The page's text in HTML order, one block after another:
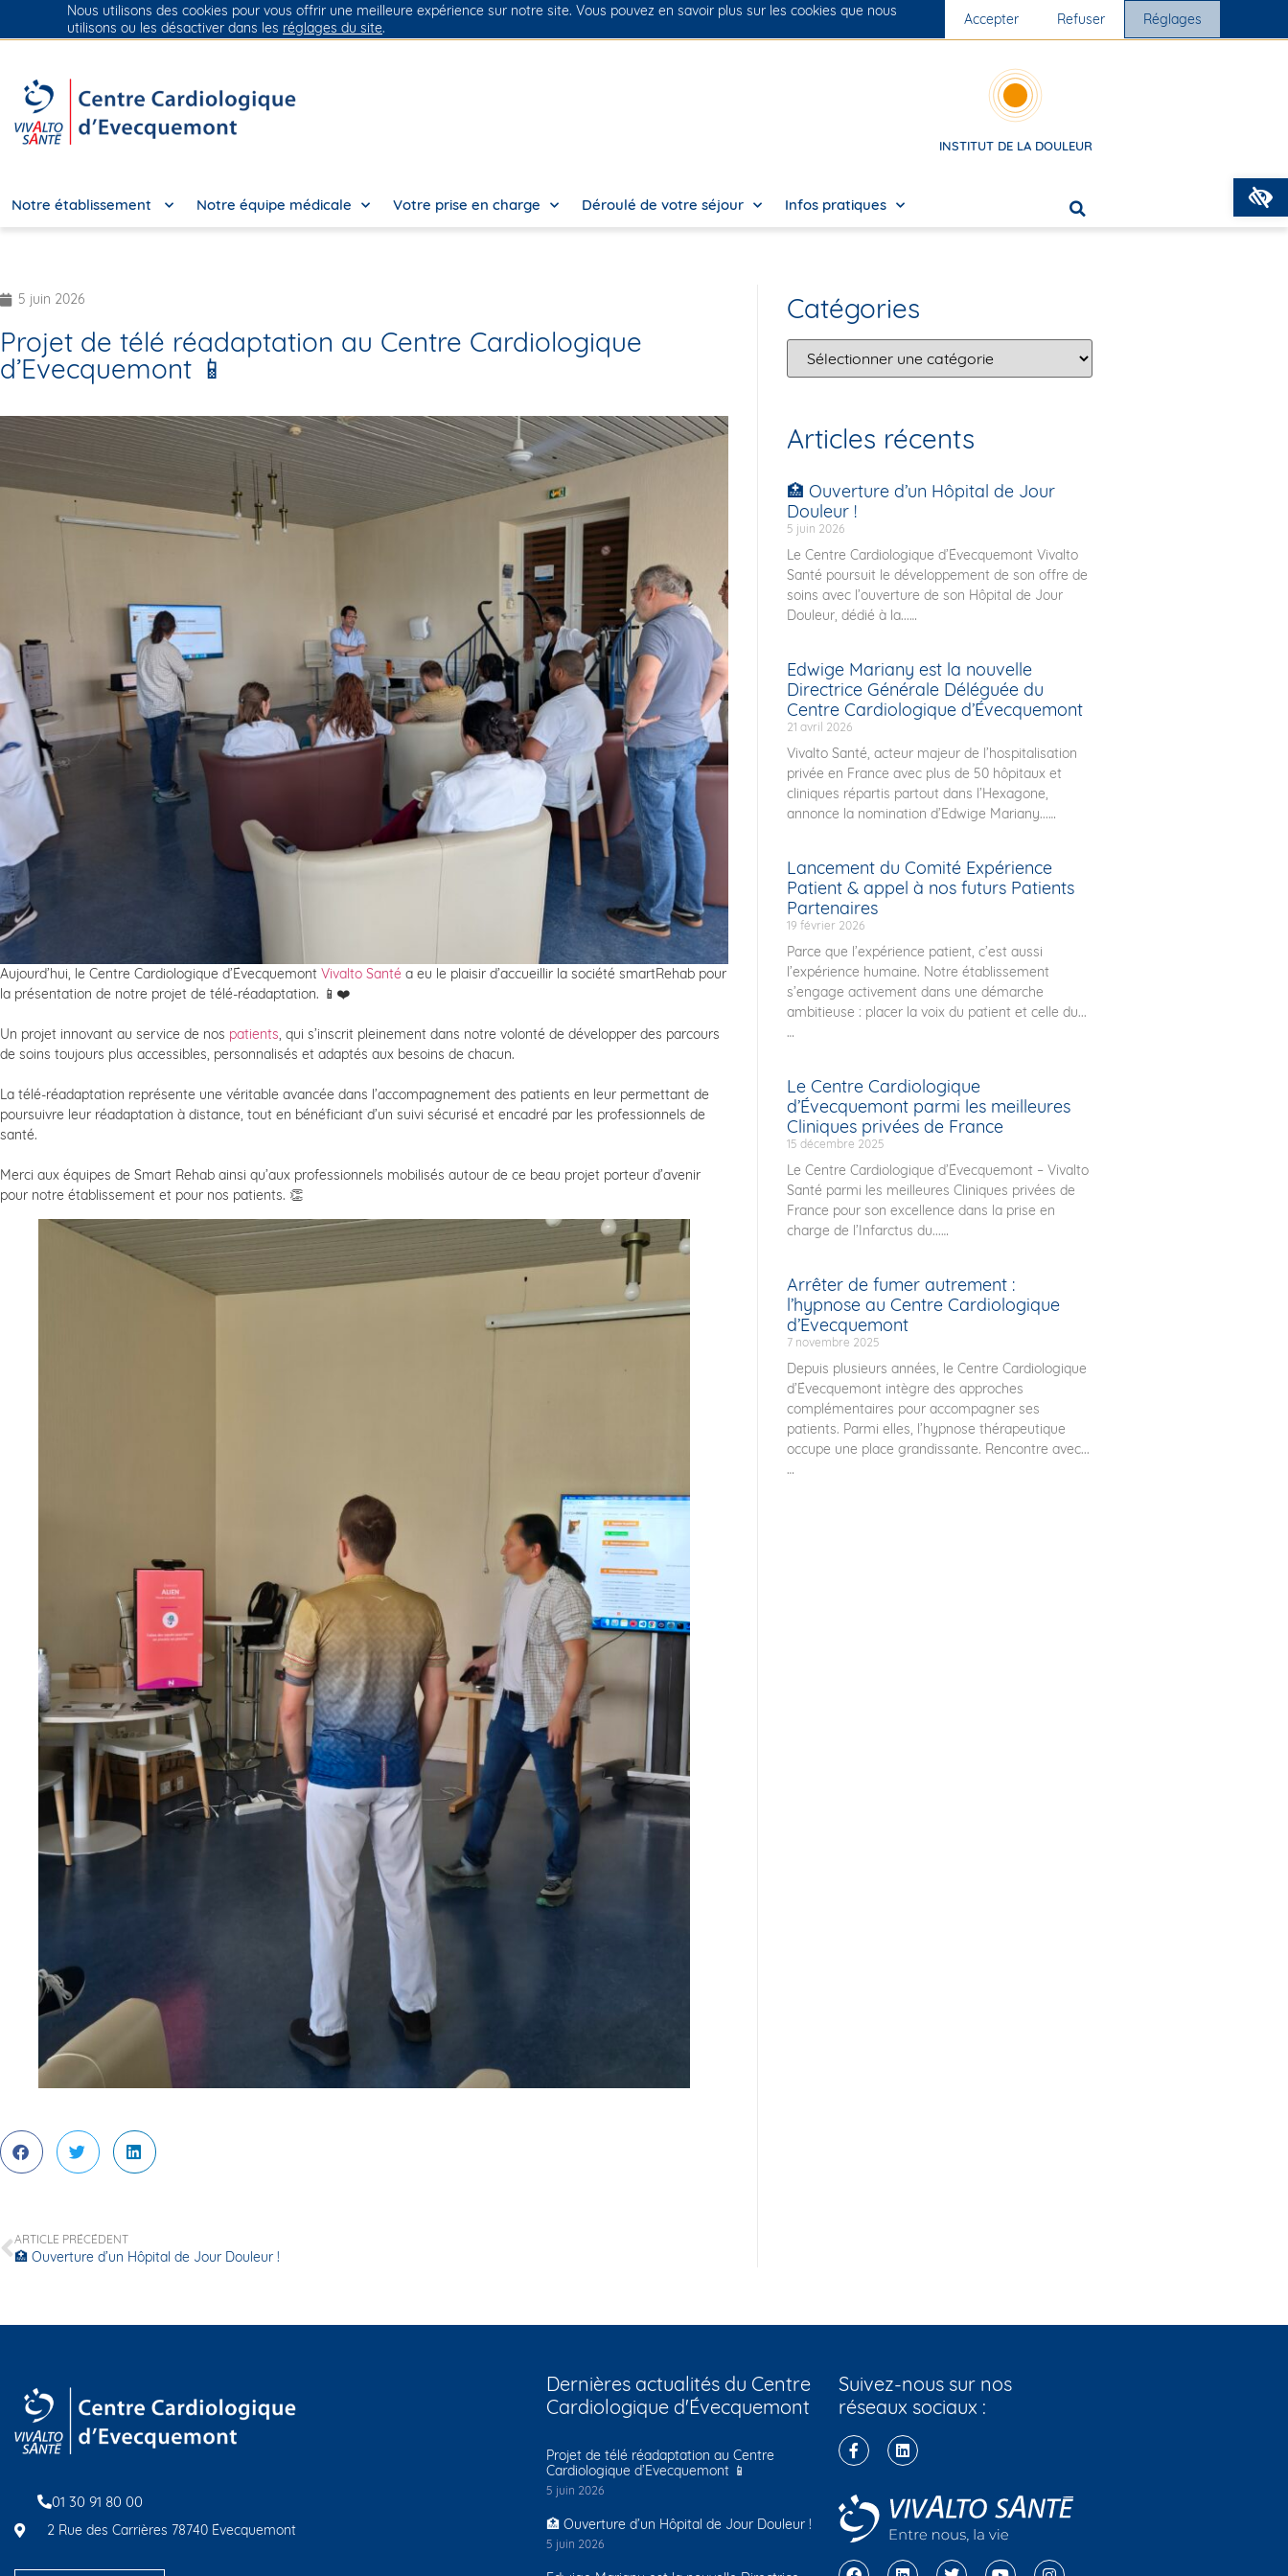
Groupe Vivalto Santé Entre nous, la vie Nos cliniques Nous rejoindre
INSTITUT DE LA DOULEUR
Notre établissement Notre équipe médicale Votre prise en charge Déroulé de votre séjour Infos pratiques
5 juin 2026
Projet de télé réadaptation au Centre Cardiologique
d’Evecquemont 📱
Aujourd’hui, le Centre Cardiologique d’Évecquemont Vivalto Santé a eu le plaisir d’accueillir la société smartRehab pour
la présentation de notre projet de télé-réadaptation. 📱❤️
Un projet innovant au service de nos patients, qui s’inscrit pleinement dans notre volonté de développer des parcours
de soins toujours plus accessibles, personnalisés et adaptés aux besoins de chacun.
La télé-réadaptation représente une véritable avancée dans l’accompagnement des patients en leur permettant de
poursuivre leur réadaptation à distance, tout en bénéficiant d’un suivi sécurisé et encadré par les professionnels de
santé.
Merci aux équipes de Smart Rehab ainsi qu’aux professionnels mobilisés autour de ce beau projet porteur d’avenir
pour notre établissement et pour nos patients. 👏
ARTICLE PRÉCÉDENT
🏥 Ouverture d’un Hôpital de Jour Douleur !
Catégories
Articles récents
🏥 Ouverture d’un Hôpital de Jour
Douleur !
5 juin 2026
Le Centre Cardiologique d’Évecquemont Vivalto
Santé poursuit le développement de son offre de
soins avec l’ouverture de son Hôpital de Jour
Douleur, dédié à la...
Edwige Mariany est la nouvelle
Directrice Générale Déléguée du
Centre Cardiologique d’Évecquemont
21 avril 2026
Vivalto Santé, acteur majeur de l’hospitalisation
privée en France avec plus de 50 hôpitaux et
cliniques répartis partout dans l’Hexagone,
annonce la nomination d’Edwige Mariany...
Lancement du Comité Expérience
Patient & appel à nos futurs Patients
Partenaires
19 février 2026
Parce que l’expérience patient, c’est aussi
l’expérience humaine. Notre établissement
s’engage activement dans une démarche
ambitieuse : placer la voix du patient et celle du...
Le Centre Cardiologique
d’Évecquemont parmi les meilleures
Cliniques privées de France
15 décembre 2025
Le Centre Cardiologique d’Évecquemont – Vivalto
Santé parmi les meilleures Cliniques privées de
France pour son excellence dans la prise en
charge de l’Infarctus du...
Arrêter de fumer autrement :
l’hypnose au Centre Cardiologique
d’Evecquemont
7 novembre 2025
Depuis plusieurs années, le Centre Cardiologique
d’Évecquemont intègre des approches
complémentaires pour accompagner ses
patients. Parmi elles, l’hypnose thérapeutique
occupe une place grandissante. Rencontre avec...
01 30 91 80 00
2 Rue des Carrières 78740 Évecquemont
Dernières actualités du Centre
Cardiologique d'Évecquemont
Projet de télé réadaptation au Centre
Cardiologique d’Evecquemont 📱
5 juin 2026
🏥 Ouverture d’un Hôpital de Jour Douleur !
5 juin 2026
Suivez-nous sur nos
réseaux sociaux :
Nous utilisons des cookies pour vous offrir une meilleure expérience sur notre site. Vous pouvez en savoir plus sur les cookies que nous
utilisons ou les désactiver dans les réglages du site. Accepter Refuser Réglages